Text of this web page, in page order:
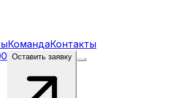
КомандаКонтакты
Оставить заявку